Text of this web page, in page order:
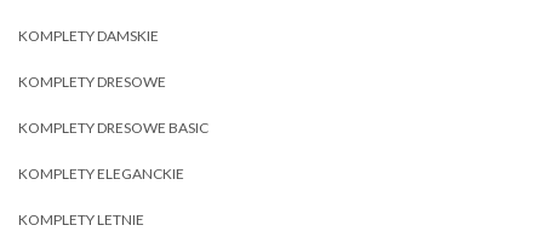
KOMPLETY DAMSKIE
KOMPLETY DRESOWE
KOMPLETY DRESOWE BASIC
KOMPLETY ELEGANCKIE
KOMPLETY LETNIE